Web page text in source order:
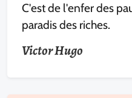
C'est de l'enfer des
paradis des riches.
Victor Hugo